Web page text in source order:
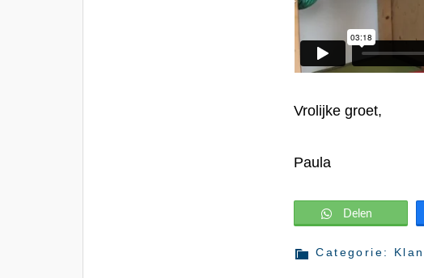
Vrolijke groet,
Paula
Delen
Categorie: